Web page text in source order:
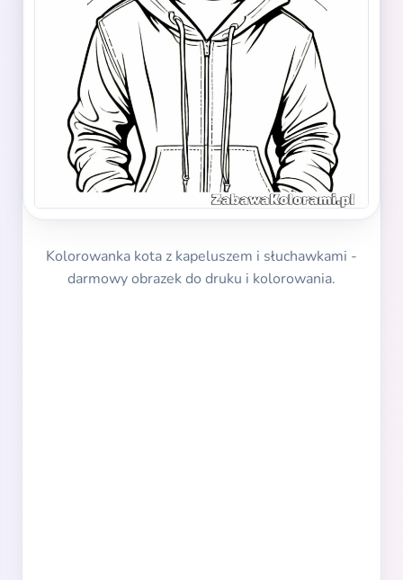
Kolorowanka kota z kapeluszem i słuchawkami -
darmowy obrazek do druku i kolorowania.